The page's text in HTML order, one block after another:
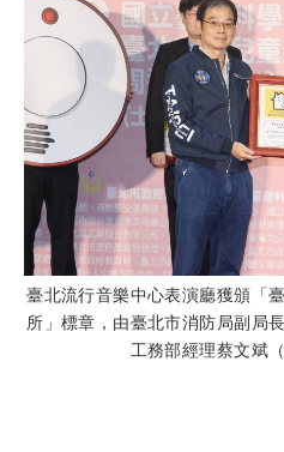
臺北流行音樂中心表演廳獲頒「
所」標章，由臺北市消防局副局
工務部經理蔡文斌